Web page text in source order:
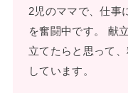
2児のママで、仕事
を奮闘中です。 献
立てたらと思って
しています。